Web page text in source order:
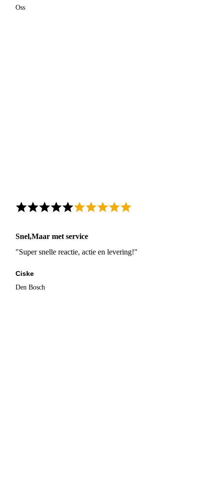
Oss
Snel,Maar met service
"Super snelle reactie, actie en levering!"
Ciske
Den Bosch